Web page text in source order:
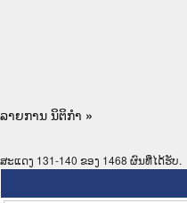
ລາຍການ ນິຕິກໍາ »
ສະແດງ 131-140 ຂອງ 1468 ຜົນທີ່ໄດ້ຮັບ.